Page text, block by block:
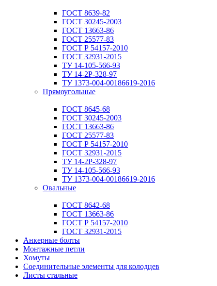
ГОСТ 8639-82
ГОСТ 30245-2003
ГОСТ 13663-86
ГОСТ 25577-83
ГОСТ Р 54157-2010
ГОСТ 32931-2015
ТУ 14-105-566-93
ТУ 14-2Р-328-97
ТУ 1373-004-00186619-2016
Прямоугольные
ГОСТ 8645-68
ГОСТ 30245-2003
ГОСТ 13663-86
ГОСТ 25577-83
ГОСТ Р 54157-2010
ГОСТ 32931-2015
ТУ 14-2Р-328-97
ТУ 14-105-566-93
ТУ 1373-004-00186619-2016
Овальные
ГОСТ 8642-68
ГОСТ 13663-86
ГОСТ Р 54157-2010
ГОСТ 32931-2015
Анкерные болты
Монтажные петли
Хомуты
Соединительные элементы для колодцев
Листы стальные